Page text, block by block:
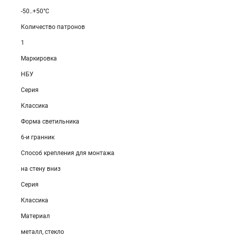
-50..+50°C
Количество патронов
1
Маркировка
НБУ
Серия
Классика
Форма светильника
6-и гранник
Способ крепления для монтажа
на стену вниз
Серия
Классика
Материал
металл, стекло